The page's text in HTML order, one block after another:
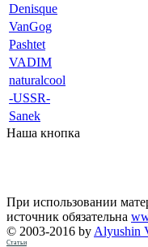
Denisque
VanGog
Pashtet
VADIM
naturalcool
-USSR-
Sanek
Наша кнопка
При использовании
источник обязательна
© 2003-2016 by Alyushin
Статьи